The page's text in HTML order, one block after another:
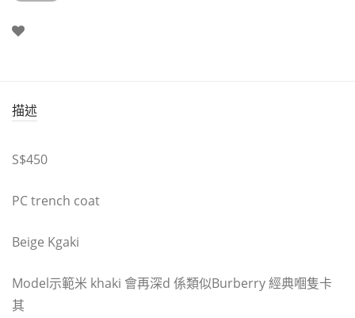
描述
S$450
PC trench coat
Beige Kgaki
Model示範米 khaki 會再深d 係類似Burberry 經典嗰隻卡
其